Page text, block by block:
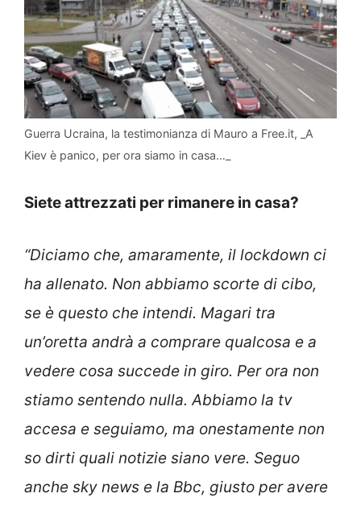
Guerra Ucraina, la testimonianza di Mauro a Free.it, _A
Kiev è panico, per ora siamo in casa…_
Siete attrezzati per rimanere in casa?
“Diciamo che, amaramente, il lockdown ci
ha allenato. Non abbiamo scorte di cibo,
se è questo che intendi. Magari tra
un’oretta andrà a comprare qualcosa e a
vedere cosa succede in giro. Per ora non
stiamo sentendo nulla. Abbiamo la tv
accesa e seguiamo, ma onestamente non
so dirti quali notizie siano vere. Seguo
anche sky news e la Bbc, giusto per avere